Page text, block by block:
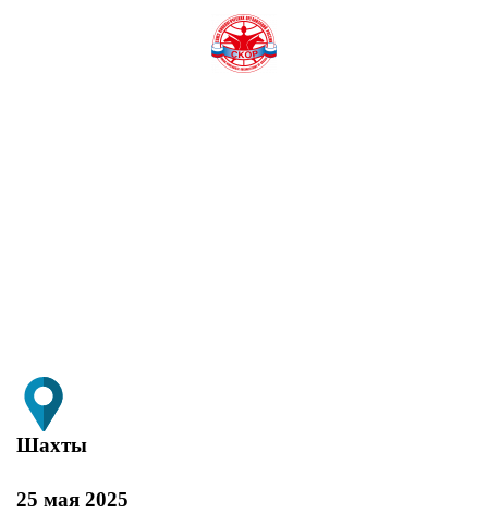
Шахты
25 мая 2025